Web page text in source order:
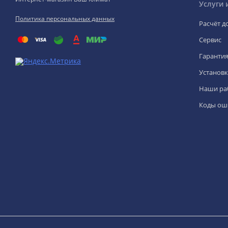
Политика персональных данных
Услуги
Расчёт
Сервис
Гарантия
Наши
Коды